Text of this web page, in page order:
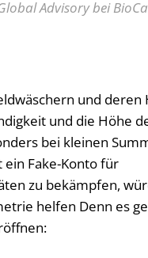
Advisory bei
und deren
und die Höhe
bei kleinen
Fake-Konto für
zu bekämpfen,
helfen Denn es